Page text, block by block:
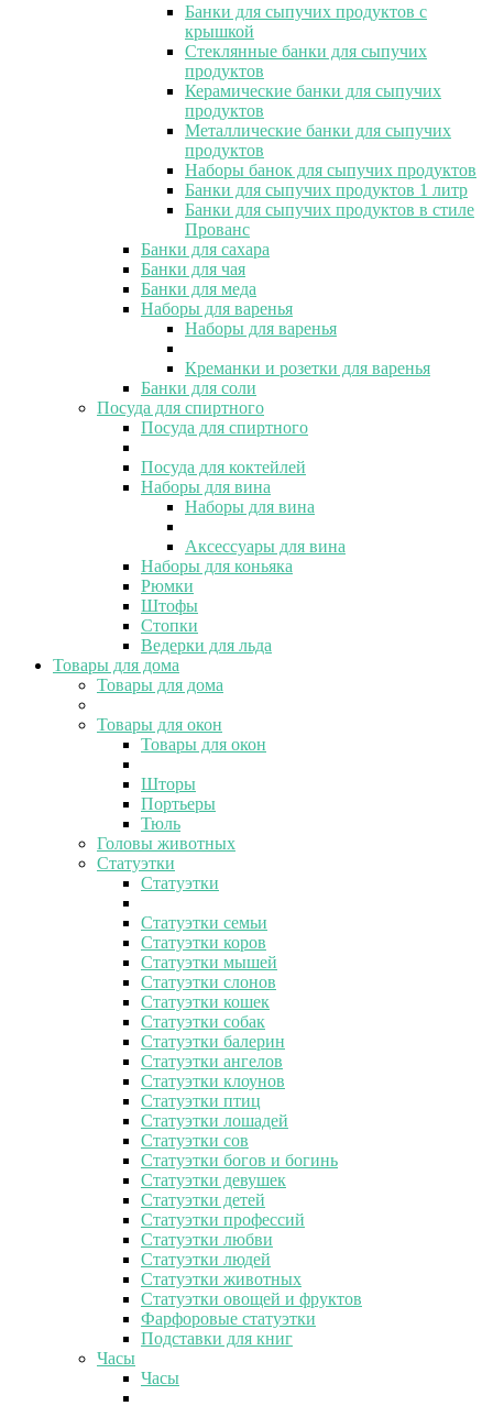
Банки для сыпучих продуктов с
крышкой
Стеклянные банки для сыпучих
продуктов
Керамические банки для сыпучих
продуктов
Металлические банки для сыпучих
продуктов
Наборы банок для сыпучих продуктов
Банки для сыпучих продуктов 1 литр
Банки для сыпучих продуктов в стиле
Прованс
Банки для сахара
Банки для чая
Банки для меда
Наборы для варенья
Наборы для варенья
Креманки и розетки для варенья
Банки для соли
Посуда для спиртного
Посуда для спиртного
Посуда для коктейлей
Наборы для вина
Наборы для вина
Аксессуары для вина
Наборы для коньяка
Рюмки
Штофы
Стопки
Ведерки для льда
Товары для дома
Товары для дома
Товары для окон
Товары для окон
Шторы
Портьеры
Тюль
Головы животных
Статуэтки
Статуэтки
Статуэтки семьи
Статуэтки коров
Статуэтки мышей
Статуэтки слонов
Статуэтки кошек
Статуэтки собак
Статуэтки балерин
Статуэтки ангелов
Статуэтки клоунов
Статуэтки птиц
Статуэтки лошадей
Статуэтки сов
Статуэтки богов и богинь
Статуэтки девушек
Статуэтки детей
Статуэтки профессий
Статуэтки любви
Статуэтки людей
Статуэтки животных
Статуэтки овощей и фруктов
Фарфоровые статуэтки
Подставки для книг
Часы
Часы